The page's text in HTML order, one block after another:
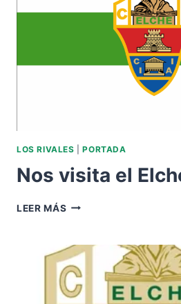
LOS RIVALES |PORTADA
Nos visita el
LEER MÁS NOS
ELCHE
CF.